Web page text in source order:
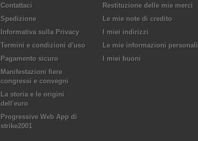
Contattaci
Spedizione
Informativa sulla Privacy
Termini e condizioni d'uso
Pagamento sicuro
Manifestazioni fiere
congressi e convegni
La storia e le origini
dell'euro
Progressive Web App di
strike2001
Restituzione delle mie merci
Le mie note di credito
I miei indirizzi
Le mie informazioni personali
I miei buoni